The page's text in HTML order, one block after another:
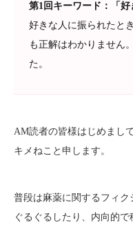
第1回キーワード：「好
好きな人に振られたと
も正解はわかりません
た。
AM読者の皆様はじめまして
キメねこと申します。
普段は麻薬に関するフィ
ぐるぐるしたり、内向的